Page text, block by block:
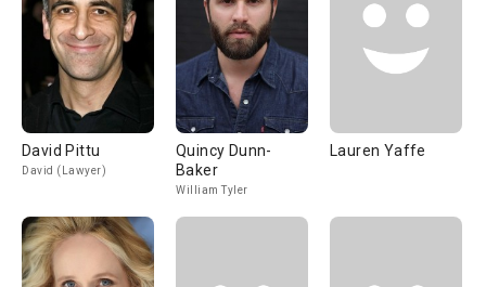
David Pittu
David (Lawyer)
Quincy Dunn-
Baker
William Tyler
Lauren Yaffe